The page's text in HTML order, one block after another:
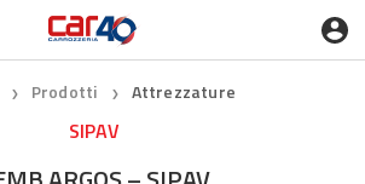
❯ Prodotti ❯ Attrezzature
SIPAV